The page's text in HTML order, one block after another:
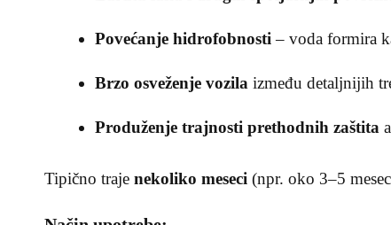
Povećanje hidrofobnosti – voda formira
Brzo osveženje vozila između detaljnijih
Produženje trajnosti prethodnih zaštita
Tipično traje nekoliko meseci (npr. oko 3–5